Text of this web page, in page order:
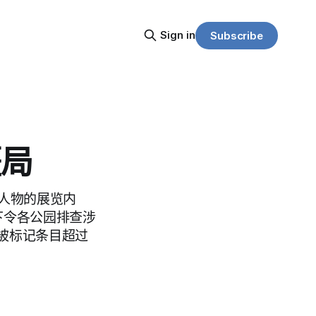
Sign in Subscribe
物的展览内
各公园排查涉
标记条目超过